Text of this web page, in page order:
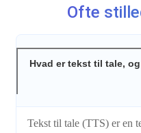
Ofte
Hvad er tekst til tale,
Tekst til tale (TTS) er en